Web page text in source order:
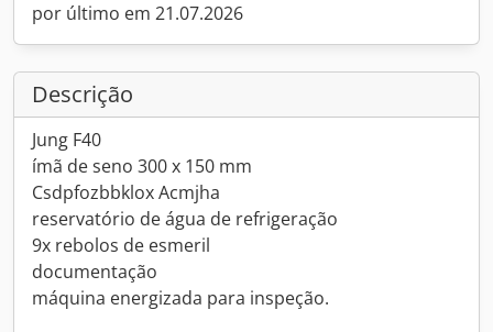
por último em 21.07.2026
Descrição
Jung F40
ímã de seno 300 x 150 mm
Csdpfozbbklox Acmjha
reservatório de água de refrigeração
9x rebolos de esmeril
documentação
máquina energizada para inspeção.